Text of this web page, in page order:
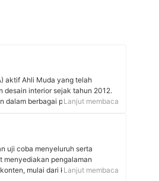
aktif Ahli Muda yang telah
desain interior sejak tahun 2012.
dalam berbagai proyek komersial
dan spesialisasi visualisasi 3D
estetis.
Lanjut membaca
uji coba menyeluruh serta
menyediakan pengalaman
mulai dari kosmetik,
Lanjut membaca